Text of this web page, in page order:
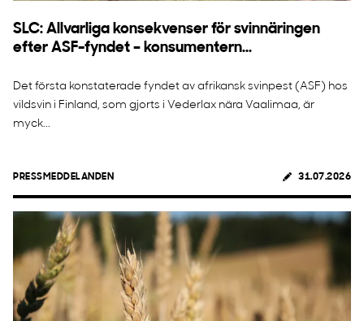
SLC: Allvarliga konsekvenser för svinnäringen
efter ASF-fyndet – konsumentern...
Det första konstaterade fyndet av afrikansk svinpest (ASF) hos
vildsvin i Finland, som gjorts i Vederlax nära Vaalimaa, är
myck...
PRESSMEDDELANDEN 31.07.2026